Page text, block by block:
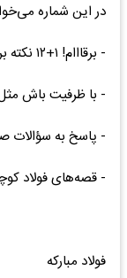
در این شماره
- برقااام! ۱+۱۲ نکته برای صرفه‌جویی در مصرف برق
- با ظرفیت باش مثل
- پاسخ به سؤالات
- قصه‌های فولاد
فولاد مبارکه